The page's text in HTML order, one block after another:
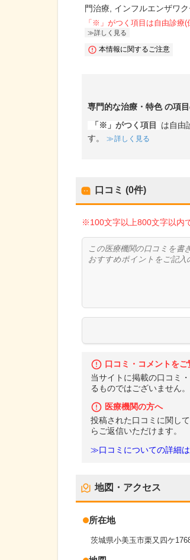
門治療
インフルエンザワ
「※」がつく項目は自由診療
詳しく見る
本情報に関するご注意
専門的な治療・特色の項目
「※」がつく項目
は自由
す。
詳しく見る
口コミ (0件)
※100文字以上800文字以内
口コミ・コメントをご
当サイトに掲載の口コミ
るものではございません
医療機関の方へ
投稿された口コミに関し
らご返信いただけます。
≫口コミについての詳細は
地図・アクセス
所在地
茨城県小美玉市栗又四ケ